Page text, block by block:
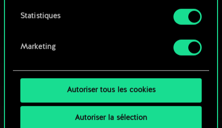
préférences dans le menu "Paramètres" ci-
Statistiques
Marketing
Autoriser tous les cookies
Autoriser la sélection